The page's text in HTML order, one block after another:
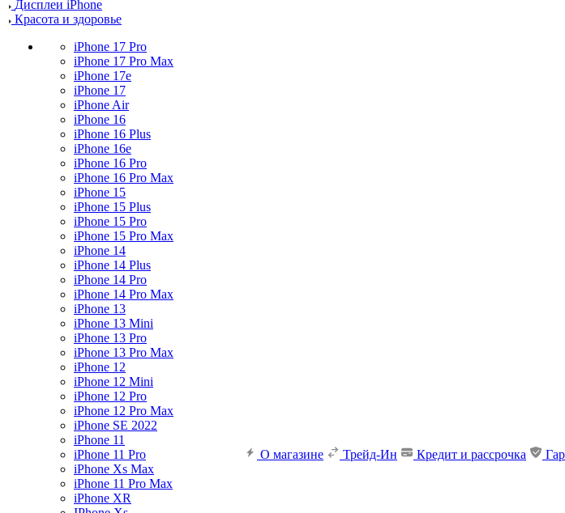
Дисплеи iPhone
Красота и здоровье
iPhone 17 Pro
iPhone 17 Pro Max
iPhone 17e
iPhone 17
iPhone Air
iPhone 16
iPhone 16 Plus
iPhone 16e
iPhone 16 Pro
iPhone 16 Pro Max
iPhone 15
iPhone 15 Plus
iPhone 15 Pro
iPhone 15 Pro Max
iPhone 14
iPhone 14 Plus
iPhone 14 Pro
iPhone 14 Pro Max
iPhone 13
iPhone 13 Mini
iPhone 13 Pro
iPhone 13 Pro Max
iPhone 12
iPhone 12 Mini
iPhone 12 Pro
iPhone 12 Pro Max
iPhone SE 2022
iPhone 11
iPhone 11 Pro
iPhone Xs Max
iPhone 11 Pro Max
iPhone XR
О магазине Трейд-Ин Кредит и рассрочка